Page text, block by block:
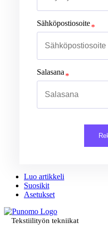
Sähköpostiosoite
Salasana
Luo artikkeli
Suosikit
Asetukset
Tekstiilityön tekniikat